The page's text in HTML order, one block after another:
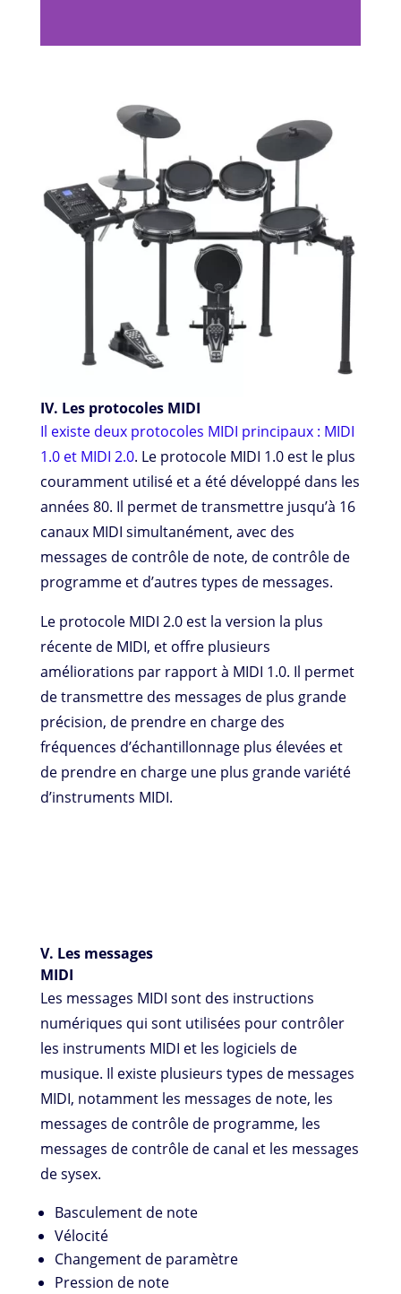
IV. Les protocoles MIDI
Il existe deux protocoles MIDI principaux : MIDI
1.0 et MIDI 2.0. Le protocole MIDI 1.0 est le plus
couramment utilisé et a été développé dans les
années 80. Il permet de transmettre jusqu’à 16
canaux MIDI simultanément, avec des
messages de contrôle de note, de contrôle de
programme et d’autres types de messages.
Le protocole MIDI 2.0 est la version la plus
récente de MIDI, et offre plusieurs
améliorations par rapport à MIDI 1.0. Il permet
de transmettre des messages de plus grande
précision, de prendre en charge des
fréquences d’échantillonnage plus élevées et
de prendre en charge une plus grande variété
d’instruments MIDI.
V. Les messages
MIDI
Les messages MIDI sont des instructions
numériques qui sont utilisées pour contrôler
les instruments MIDI et les logiciels de
musique. Il existe plusieurs types de messages
MIDI, notamment les messages de note, les
messages de contrôle de programme, les
messages de contrôle de canal et les messages
de sysex.
Basculement de note
Vélocité
Changement de paramètre
Pression de note